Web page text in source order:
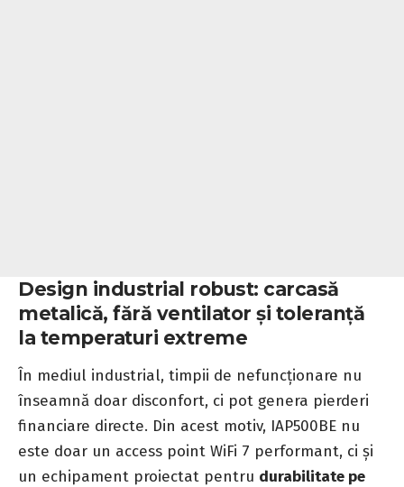
Design industrial robust: carcasă
metalică, fără ventilator și toleranță
la temperaturi extreme
În mediul industrial, timpii de nefuncționare nu
înseamnă doar disconfort, ci pot genera pierderi
financiare directe. Din acest motiv, IAP500BE nu
este doar un access point WiFi 7 performant, ci și
un echipament proiectat pentru durabilitate pe